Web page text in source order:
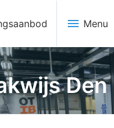
menu Menu
Den